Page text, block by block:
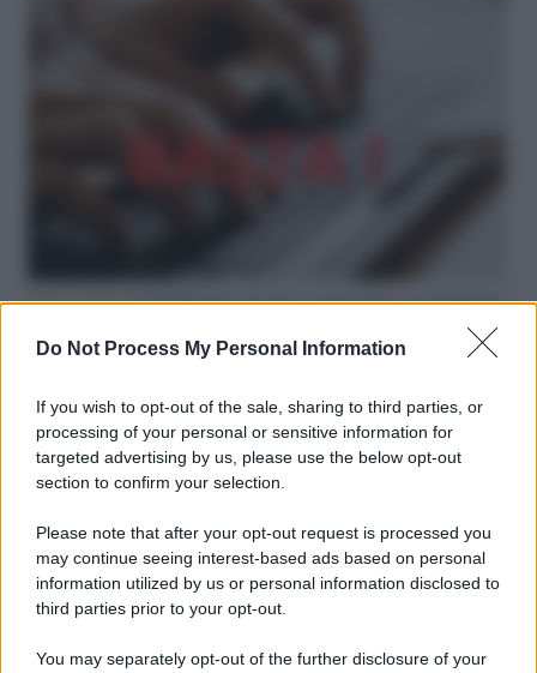
Do Not Process My Personal Information
If you wish to opt-out of the sale, sharing to third parties, or
processing of your personal or sensitive information for
targeted advertising by us, please use the below opt-out
section to confirm your selection.
Please note that after your opt-out request is processed you
may continue seeing interest-based ads based on personal
information utilized by us or personal information disclosed to
third parties prior to your opt-out.
You may separately opt-out of the further disclosure of your
Hate speech /Piattaforme sessiste e misogine: la solidarietà
redazione
L'editoriale /Le mostruose donne dell'Odissea di Nolan
L'editoriale /Riecco il “patto Meloni – Schlein”. Contro i
deepfake in campagna elettorale. Questa volta funzionerà?